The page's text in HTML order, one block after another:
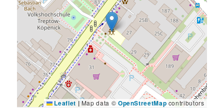
Leaflet | Map data © OpenStreetMap contributors